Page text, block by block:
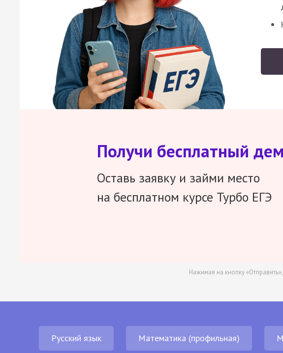
Получи бесплатный
Оставь заявку и займи место
на бесплатном курсе Турбо ЕГЭ
Нажимая на кнопку
Русский язык Математика (профильная)